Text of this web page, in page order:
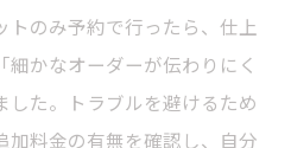
トのみ予約で行ったら、仕上
かなオーダーが伝わりにく
した。トラブルを避けるため
加料金の有無を確認し、自分